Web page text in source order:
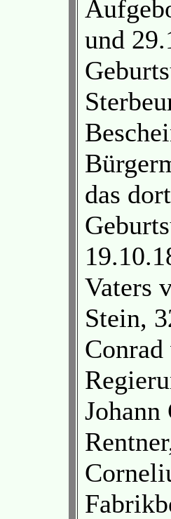
und
das
Vaters
Stein,
Johann